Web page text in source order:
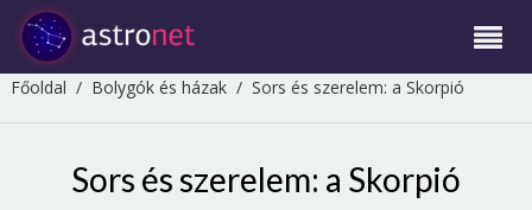
Főoldal / Bolygók és házak/ Sors és szerelem: a Skorpió
Sors és szerelem: a Skorpió